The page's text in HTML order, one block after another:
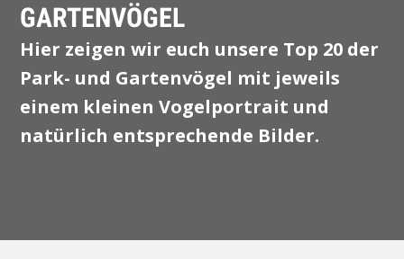
GARTENVÖGEL
Hier zeigen wir euch unsere Top 20 der
Park- und Gartenvögel mit jeweils
einem kleinen Vogelportrait und
natürlich entsprechende Bilder.